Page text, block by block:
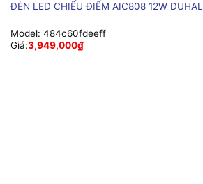
ĐÈN LED CHIẾU ĐIỂM AIC808 12W DUHAL
Model: 484c60fdeeff
Giá:3,949,000₫